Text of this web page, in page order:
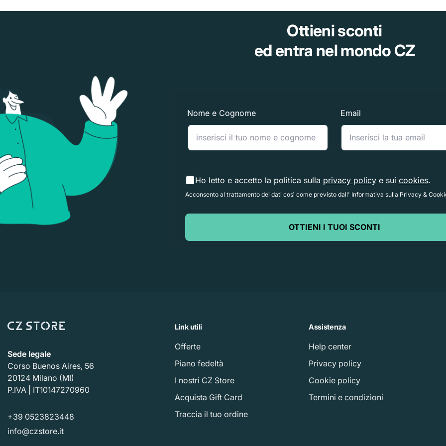
Ottieni sconti
ed entra nel mondo CZ
Nome e Cognome Email
Ho letto e accetto la politica sulla privacy policye sui cookies.
Acconsento al trattamento dei dati così come previsto dall' Informativa sulla Privacy &
OTTIENI I TUOI SCONTI
Sede legale
Corso Buenos Aires, 56
20124 Milano (MI)
P.IVA | IT10147270960
+39 0523823448
info@czstore.it
Link utili
Offerte
Piano fedeltà
I nostri CZ Store
Acquista Gift Card
Traccia il tuo ordine
Assistenza
Help center
Privacy policy
Cookie policy
Termini e condizioni